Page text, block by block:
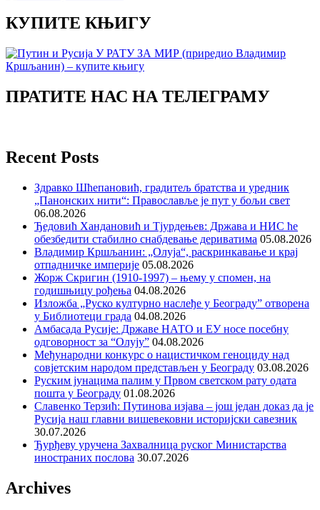
КУПИТЕ КЊИГУ
ПРАТИТЕ НАС НА ТЕЛЕГРАМУ
Recent Posts
Здравко Шћепановић, градитељ братства и уредник
„Панонских нити“: Православље је пут у бољи свет
06.08.2026
Ђедовић Хандановић и Тјурдењев: Држава и НИС ће
обезбедити стабилно снабдевање дериватима 05.08.2026
Владимир Кршљанин: „Олуја“, раскринкавање и крај
отпадничке империје 05.08.2026
Жорж Скригин (1910-1997) – њему у спомен, на
годишњицу рођења 04.08.2026
Изложба „Руско културно наслеђе у Београду” отворена
у Библиотеци града 04.08.2026
Амбасада Русије: Државе НАТО и ЕУ носе посебну
одговорност за “Олују” 04.08.2026
Међународни конкурс о нацистичком геноциду над
совјетским народом представљен у Београду 03.08.2026
Руским јунацима палим у Првом светском рату одата
пошта у Београду 01.08.2026
Славенко Терзић: Путинова изјава – још један доказ да је
Русија наш главни вишевековни историјски савезник
30.07.2026
Ђурђеву уручена Захвалница руског Министарства
иностраних послова 30.07.2026
Archives